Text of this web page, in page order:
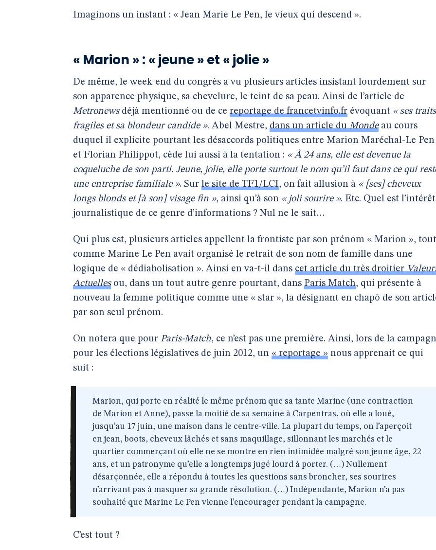
Imaginons un instant : « Jean Marie Le Pen, le vieux qui descend ».
« Marion » : « jeune » et « jolie »
De même, le week-end du congrès a vu plusieurs articles insistant lourdement sur
son apparence physique, sa chevelure, le teint de sa peau. Ainsi de l’article de
Metronewsdéjà mentionné ou de ce reportage de francetvinfo.fr évoquant « ses traits
fragiles et sa blondeur candide ». Abel Mestre, dans un article duMondeau cours
duquel il explicite pourtant les désaccords politiques entre Marion Maréchal-Le Pen
et Florian Philippot, cède lui aussi à la tentation : « À 24 ans, elle est devenue la
coqueluche de son parti. Jeune, jolie, elle porte surtout le nom qu’il faut dans ce qui
une entreprise familiale ». Sur le site de TF1/LCI, on fait allusion à « [ses] cheveux
longs blonds et [à son] visage fin », ainsi qu’à son « joli sourire ». Etc. Quel est l’intérêt
journalistique de ce genre d’informations ? Nul ne le sait…
Qui plus est, plusieurs articles appellent la frontiste par son prénom « Marion », tout
comme Marine Le Pen avait organisé le retrait de son nom de famille dans une
logique de « dédiabolisation ». Ainsi en va-t-il dans cet article du très droitier
Actuellesou, dans un tout autre genre pourtant, dans Paris Match, qui présente à
nouveau la femme politique comme une « star », la désignant en chapô de son
par son seul prénom.
On notera que pour Paris-Match, ce n’est pas une première. Ainsi, lors de la
pour les élections législatives de juin 2012, un « reportage » nous apprenait ce qui
suit :
Marion, qui porte en réalité le même prénom que sa tante Marine (une contraction
de Marion et Anne), passe la moitié de sa semaine à Carpentras, où elle a loué,
jusqu’au 17 juin, une maison dans le centre-ville. La plupart du temps, on l’aperçoit
en jean, boots, cheveux lâchés et sans maquillage, sillonnant les marchés et le
quartier commerçant où elle ne se montre en rien intimidée malgré son jeune âge, 22
ans, et un patronyme qu’elle a longtemps jugé lourd à porter. (…) Nullement
désarçonnée, elle a répondu à toutes les questions sans broncher, ses sourires
n’arrivant pas à masquer sa grande résolution. (…) Indépendante, Marion n’a pas
souhaité que Marine Le Pen vienne l’encourager pendant la campagne.
C’est tout ?